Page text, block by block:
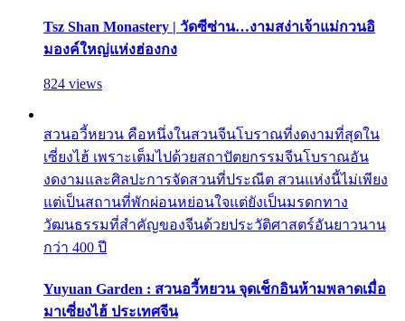
Tsz Shan Monastery | วัดซีซ่าน…งามสง่าเจ้าแม่กวนอิ
มองค์ใหญ่แห่งฮ่องกง
824 views
สวนอวี้หยวน คือหนึ่งในสวนจีนโบราณที่งดงามที่สุดใน
เซี่ยงไฮ้ เพราะเต็มไปด้วยสถาปัตยกรรมจีนโบราณอัน
งดงามและศิลปะการจัดสวนที่ประณีต สวนแห่งนี้ไม่เพียง
แต่เป็นสถานที่พักผ่อนหย่อนใจแต่ยังเป็นมรดกทาง
วัฒนธรรมที่สำคัญของจีนด้วยประวัติศาสตร์อันยาวนาน
กว่า 400 ปี
Yuyuan Garden : สวนอวี้หยวน จุดเช็กอินห้ามพลาดเมื่อ
มาเซี่ยงไฮ้ ประเทศจีน